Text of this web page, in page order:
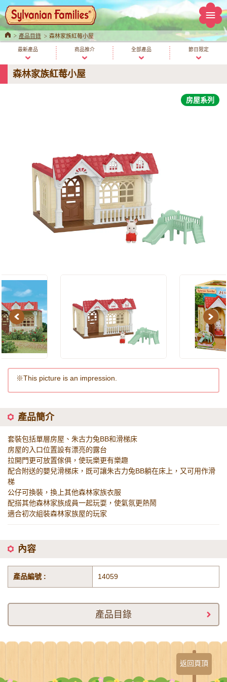
Home產品目錄 森林家族紅莓小屋
最新產品 商品推介 全部產品 節日限定
森林家族紅莓小屋
房屋系列
Previous Next
※This picture is an impression.
產品簡介
套裝包括單層房屋、朱古力兔BB和滑梯床
房屋的入口位置設有漂亮的露台
拉開門更可放置傢俱，使玩樂更有樂趣
配合附送的嬰兒滑梯床，既可讓朱古力兔BB躺在床上，又可用作滑
梯
公仔可換裝，換上其他森林家族衣服
配搭其他森林家族成員一起玩耍，使氣氛更熱鬧
適合初次組裝森林家族屋的玩家
內容
產品編號 : 14059
產品目錄
返回頁頂